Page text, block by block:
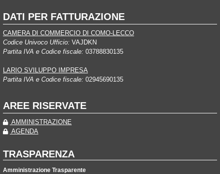
DATI PER FATTURAZIONE
CAMERA DI COMMERCIO DI COMO-LECCO
Codice Univoco Ufficio: VAJDKN
Partita IVA e Codice fiscale: 03788830135
LARIO SVILUPPO IMPRESA
Partita IVA e Codice fiscale: 02945690135
AREE RISERVATE
AMMINISTRAZIONE
AGENDA
TRASPARENZA
Amministrazione Trasparente